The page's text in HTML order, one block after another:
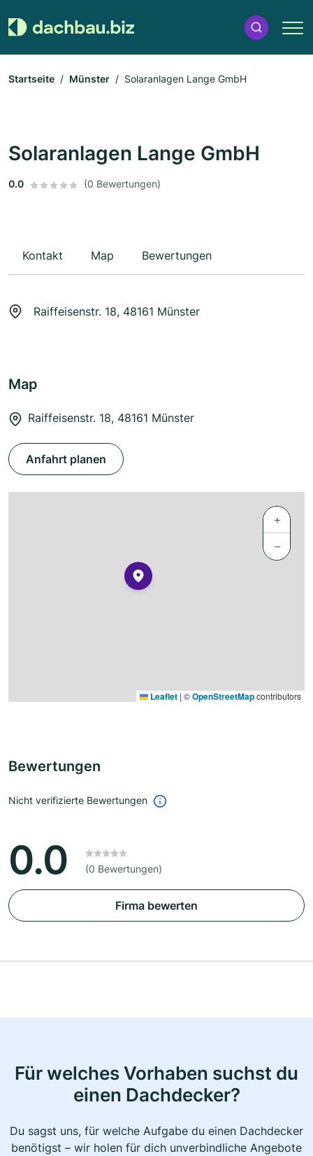
Startseite Münster Solaranlagen Lange GmbH
Solaranlagen Lange GmbH
0.0 (0 Bewertungen)
Kontakt Map Bewertungen
Raiffeisenstr. 18, 48161 Münster
Map
Raiffeisenstr. 18, 48161 Münster
Anfahrt planen
+
−
Leaflet | ©OpenStreetMapcontributors
Bewertungen
Nicht verifizierte Bewertungen
0.0 (0 Bewertungen)
Firma bewerten
Für welches Vorhaben suchst du
einen Dachdecker?
Du sagst uns, für welche Aufgabe du einen Dachdecker
benötigst – wir holen für dich unverbindliche Angebote